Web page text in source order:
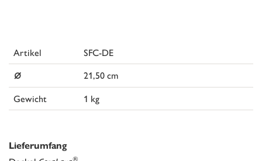
Artikel SFC-DE
⌀
21,50 cm
Gewicht
1 kg
Lieferumfang
®